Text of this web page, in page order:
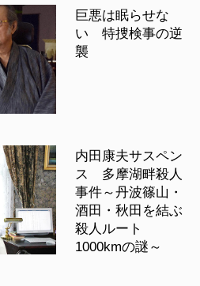
巨悪は眠らせな
い 特捜検事の逆
襲
内田康夫サスペン
ス 多摩湖畔殺人
事件～丹波篠山・
酒田・秋田を結ぶ
殺人ルート
1000kmの謎～